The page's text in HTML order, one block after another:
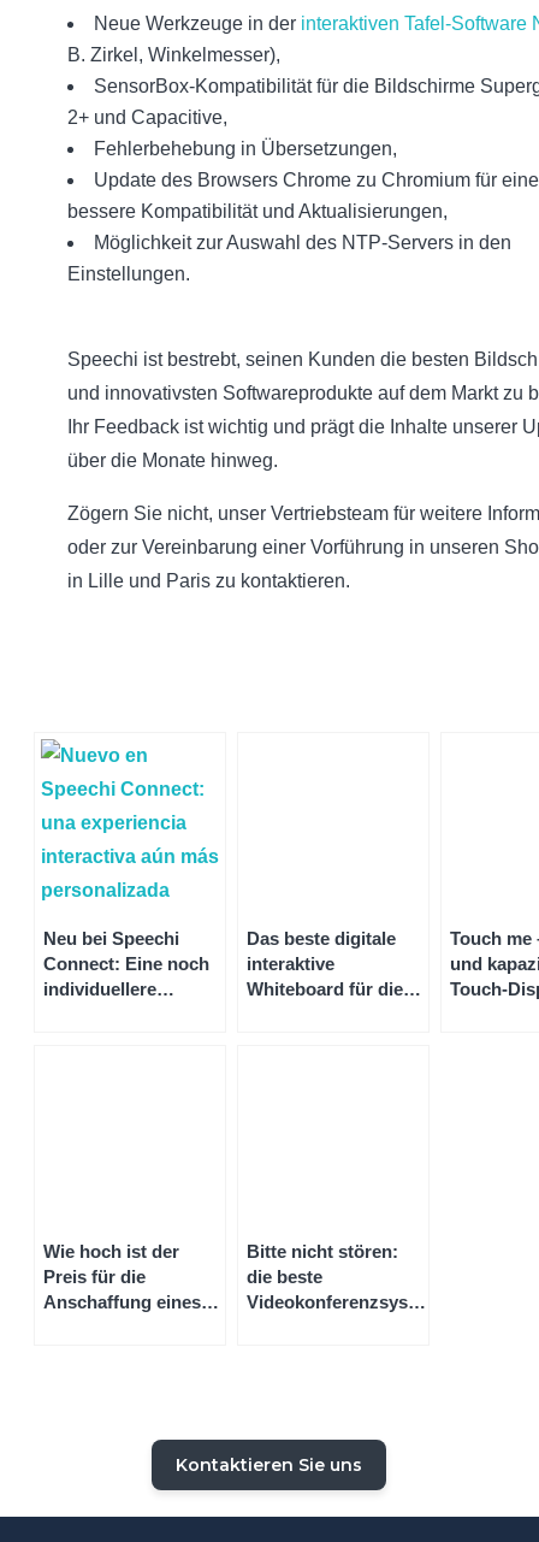
Neue Werkzeuge in der interaktiven Tafel-Software
B. Zirkel, Winkelmesser),
SensorBox-Kompatibilität für die Bildschirme
2+ und Capacitive,
Fehlerbehebung in Übersetzungen,
Update des Browsers Chrome zu Chromium für eine
bessere Kompatibilität und Aktualisierungen,
Möglichkeit zur Auswahl des NTP-Servers in den
Einstellungen.
Speechi ist bestrebt, seinen Kunden die besten
und innovativsten Softwareprodukte auf dem Markt zu
Ihr Feedback ist wichtig und prägt die Inhalte unserer
über die Monate hinweg.
Zögern Sie nicht, unser Vertriebsteam für weitere
oder zur Vereinbarung einer Vorführung in unseren
in Lille und Paris zu kontaktieren.
Neu bei Speechi
Connect: Eine noch
individuellere
Das beste digitale
interaktive
Whiteboard für die
Touch me
und
Touch-
Wie hoch ist der
Preis für die
Anschaffung eines
Bitte nicht stören:
die beste
Videokonferenzsystem-
Kontaktieren Sie uns